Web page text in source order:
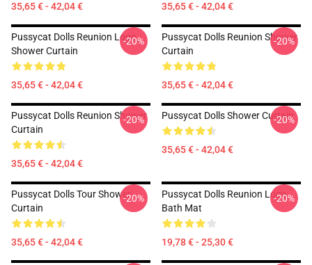
35,65 € - 42,04 € 35,65 € - 42,04 €
Pussycat Dolls Reunion Logo
Shower Curtain
35,65 € - 42,04 €
-20%
Pussycat Dolls Reunion Shower
Curtain
35,65 € - 42,04 €
-20%
Pussycat Dolls Reunion Shower
Curtain
35,65 € - 42,04 €
-20% Pussycat Dolls Shower Curtain
35,65 € - 42,04 €
-20%
Pussycat Dolls Tour Shower
Curtain
35,65 € - 42,04 €
-20%
Pussycat Dolls Reunion Logo
Bath Mat
19,78 € - 25,30 €
-20%